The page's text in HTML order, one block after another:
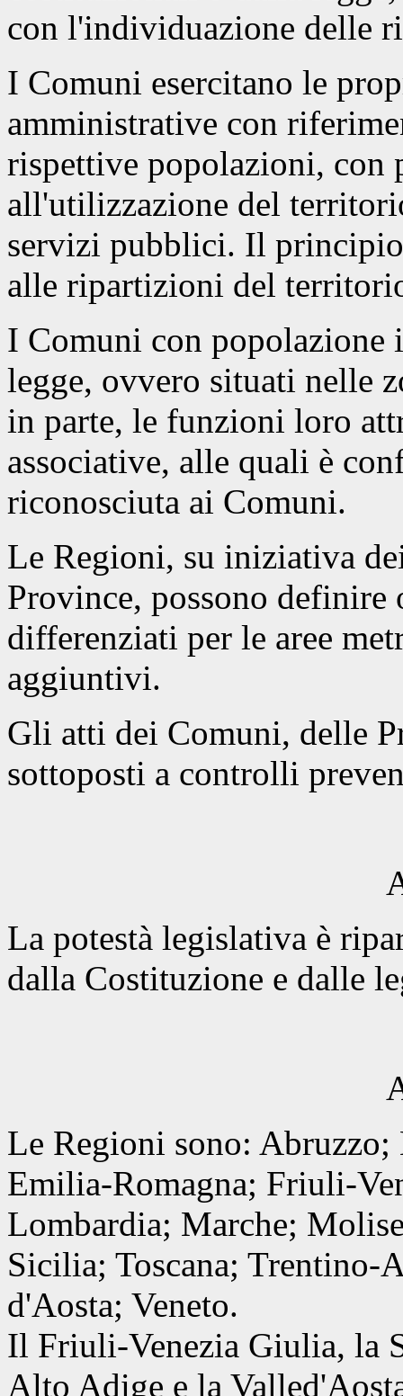
con l'individuazione delle
I Comuni esercitano le
amministrative con
rispettive popolazioni, con
all'utilizzazione del
servizi pubblici. Il
alle ripartizioni del
I Comuni con
legge, ovvero situati nelle
in parte, le funzioni loro
associative, alle quali è
riconosciuta ai Comuni.
Le Regioni, su iniziativa
Province, possono
differenziati per le aree
aggiuntivi.
Gli atti dei Comuni, delle
sottoposti a controlli
La potestà legislativa è
dalla Costituzione e dalle
Le Regioni sono: Abruzzo;
Emilia-Romagna; Friuli-
Lombardia; Marche;
Sicilia; Toscana;
d'Aosta; Veneto.
Il Friuli-Venezia Giulia, la
Alto Adige e la